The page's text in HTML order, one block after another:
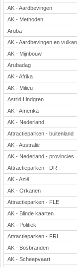
AK - Aardbevingen
AK - Methoden
Aruba
AK - Aardbevingen en
AK - Mijnbouw
Arubadag
AK - Afrika
AK - Milieu
Astrid Lindgren
AK - Amerika
AK - Nederland
Attractieparken - buitenland
AK - Australië
AK - Nederland - provincies
Attractieparken - DR
AK - Azië
AK - Orkanen
Attractieparken - FLE
AK - Blinde kaarten
AK - Politiek
Attractieparken - FRL
AK - Bosbranden
AK - Scheepvaart